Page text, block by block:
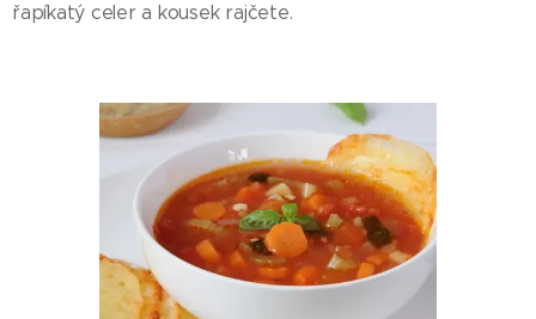
řapíkatý celer a kousek rajčete.